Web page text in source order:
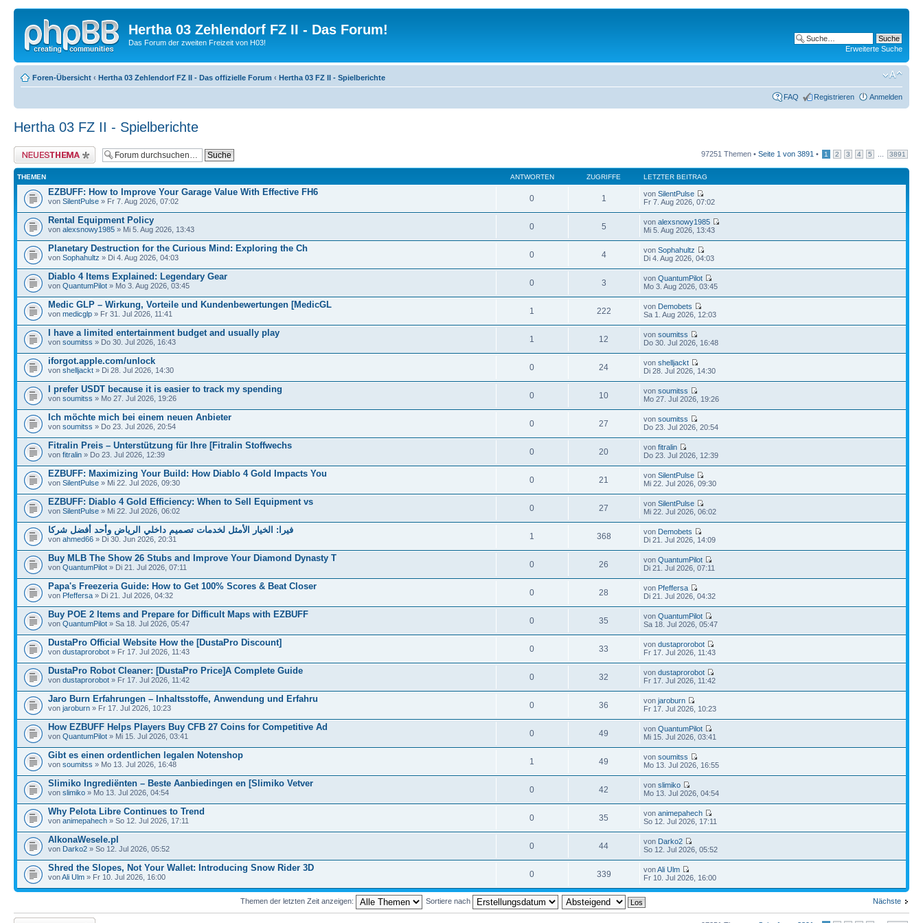
Hertha 03 Zehlendorf FZ II - Das Forum!
Das Forum der zweiten Freizeit von H03!
Erweiterte Suche
Foren-Übersicht ‹ Hertha 03 Zehlendorf FZ II - Das offizielle Forum ‹ Hertha 03 FZ II - Spielberichte
FAQ Registrieren Anmelden
Hertha 03 FZ II - Spielberichte
Neues Thema erstellen 97251 Themen • Seite 1 von 3891 • 1 2 3 4 5 3891
THEMEN ANTWORTEN ZUGRIFFE LETZTER BEITRAG
EZBUFF: How to Improve Your Garage Value With Effective FH6
von SilentPulse » Fr 7. Aug 2026, 07:02 0 1 vonSilentPulse
Fr 7. Aug 2026, 07:02
Rental Equipment Policy
von alexsnowy1985 » Mi 5. Aug 2026, 13:43 0 5 vonalexsnowy1985
Mi 5. Aug 2026, 13:43
Planetary Destruction for the Curious Mind: Exploring the Ch
von Sophahultz » Di 4. Aug 2026, 04:03 0 4 vonSophahultz
Di 4. Aug 2026, 04:03
Diablo 4 Items Explained: Legendary Gear
von QuantumPilot » Mo 3. Aug 2026, 03:45 0 3 vonQuantumPilot
Mo 3. Aug 2026, 03:45
Medic GLP – Wirkung, Vorteile und Kundenbewertungen [MedicGL
von medicglp » Fr 31. Jul 2026, 11:41 1 222 von Demobets
Sa 1. Aug 2026, 12:03
I have a limited entertainment budget and usually play
von soumitss » Do 30. Jul 2026, 16:43 1 12 vonsoumitss
Do 30. Jul 2026, 16:48
iforgot.apple.com/unlock
von shelljackt » Di 28. Jul 2026, 14:30 0 24 vonshelljackt
Di 28. Jul 2026, 14:30
I prefer USDT because it is easier to track my spending
von soumitss » Mo 27. Jul 2026, 19:26 0 10 vonsoumitss
Mo 27. Jul 2026, 19:26
Ich möchte mich bei einem neuen Anbieter
von soumitss » Do 23. Jul 2026, 20:54 0 27 vonsoumitss
Do 23. Jul 2026, 20:54
Fitralin Preis – Unterstützung für Ihre [Fitralin Stoffwechs
von fitralin » Do 23. Jul 2026, 12:39 0 20 vonfitralin
Do 23. Jul 2026, 12:39
EZBUFF: Maximizing Your Build: How Diablo 4 Gold Impacts You
von SilentPulse » Mi 22. Jul 2026, 09:30 0 21 vonSilentPulse
Mi 22. Jul 2026, 09:30
EZBUFF: Diablo 4 Gold Efficiency: When to Sell Equipment vs
von SilentPulse » Mi 22. Jul 2026, 06:02 0 27 vonSilentPulse
Mi 22. Jul 2026, 06:02
فيرا: الخيار الأمثل لخدمات تصميم داخلي الرياض وأحد أفضل شركا
von ahmed66 » Di 30. Jun 2026, 20:31 1 368 von Demobets
Di 21. Jul 2026, 14:09
Buy MLB The Show 26 Stubs and Improve Your Diamond Dynasty T
von QuantumPilot » Di 21. Jul 2026, 07:11 0 26 vonQuantumPilot
Di 21. Jul 2026, 07:11
Papa's Freezeria Guide: How to Get 100% Scores & Beat Closer
von Pfeffersa » Di 21. Jul 2026, 04:32 0 28 von Pfeffersa
Di 21. Jul 2026, 04:32
Buy POE 2 Items and Prepare for Difficult Maps with EZBUFF
von QuantumPilot » Sa 18. Jul 2026, 05:47 0 35 vonQuantumPilot
Sa 18. Jul 2026, 05:47
DustaPro Official Website How the [DustaPro Discount]
von dustaprorobot » Fr 17. Jul 2026, 11:43 0 33 vondustaprorobot
Fr 17. Jul 2026, 11:43
DustaPro Robot Cleaner: [DustaPro Price]A Complete Guide
von dustaprorobot » Fr 17. Jul 2026, 11:42 0 32 vondustaprorobot
Fr 17. Jul 2026, 11:42
Jaro Burn Erfahrungen – Inhaltsstoffe, Anwendung und Erfahru
von jaroburn » Fr 17. Jul 2026, 10:23 0 36 vonjaroburn
Fr 17. Jul 2026, 10:23
How EZBUFF Helps Players Buy CFB 27 Coins for Competitive Ad
von QuantumPilot » Mi 15. Jul 2026, 03:41 0 49 vonQuantumPilot
Mi 15. Jul 2026, 03:41
Gibt es einen ordentlichen legalen Notenshop
von soumitss » Mo 13. Jul 2026, 16:48 1 49 vonsoumitss
Mo 13. Jul 2026, 16:55
Slimiko Ingrediënten – Beste Aanbiedingen en [Slimiko Vetver
von slimiko » Mo 13. Jul 2026, 04:54 0 42 vonslimiko
Mo 13. Jul 2026, 04:54
Why Pelota Libre Continues to Trend
von animepahech » So 12. Jul 2026, 17:11 0 35 vonanimepahech
So 12. Jul 2026, 17:11
AlkonaWesele.pl
von Darko2 » So 12. Jul 2026, 05:52 0 44 von Darko2
So 12. Jul 2026, 05:52
Shred the Slopes, Not Your Wallet: Introducing Snow Rider 3D
vonAli Ulm » Fr 10. Jul 2026, 16:00 0 339 vonAli Ulm
Fr 10. Jul 2026, 16:00
Nächste
Themen der letzten Zeit anzeigen: Sortiere nach